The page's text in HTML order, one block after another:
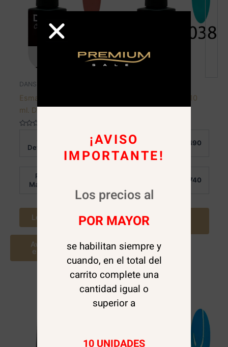
AGOTADO
DANS
Esmalte color gel 10
ml. DANS – 048
Detalle:
4.490
Por
Mayor:
Leer más
Avísame cuando
este disponible
Esmalte color gel 10
en
0
de
5
4.490
3.740
Agregar al
carrito
¡AVISO
IMPORTANTE!
Los precios al
POR MAYOR
se habilitan siempre y
cuando, en el total del
carrito complete una
cantidad igual o
superior a
10 UNIDADES